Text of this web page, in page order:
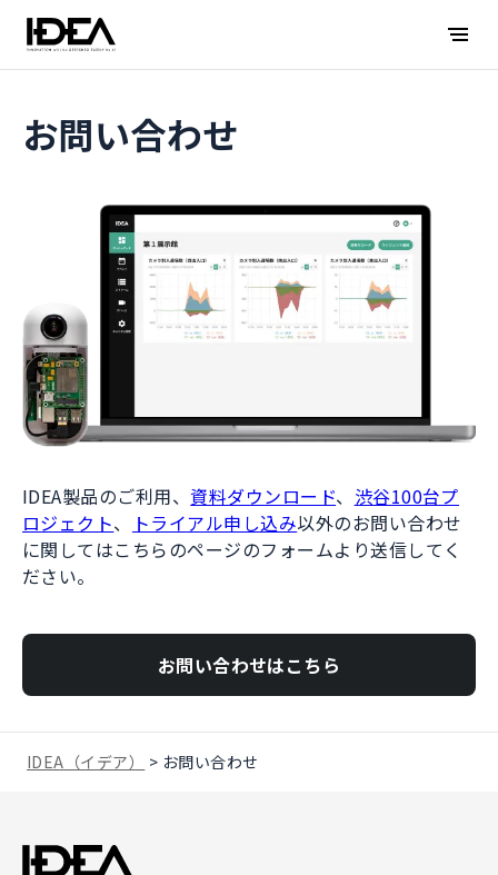
お問い合わせ
IDEA製品のご利用、 資料ダウンロード、 渋谷100台プ
ロジェクト、 トライアル申し込み以外のお問い合わせ
に関してはこちらのページのフォームより送信してく
ださい。
お問い合わせはこちら
IDEA（イデア） > お問い合わせ